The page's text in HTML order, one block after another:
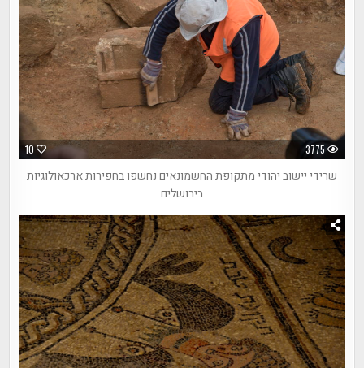
10 3775
שרידי יישוב יהודי מתקופת החשמונאים נחשפו בחפירות ארכאולוגיות
בירושלים